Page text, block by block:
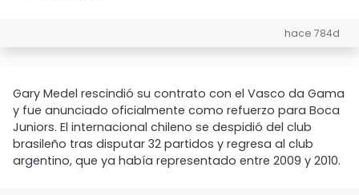
hace 784d
Gary Medel rescindió su contrato con el Vasco da Gama
y fue anunciado oficialmente como refuerzo para Boca
Juniors. El internacional chileno se despidió del club
brasileño tras disputar 32 partidos y regresa al club
argentino, que ya había representado entre 2009 y 2010.